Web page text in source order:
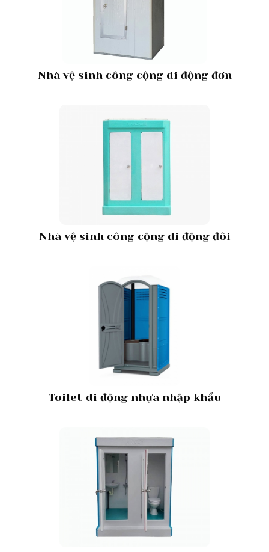
Nhà vệ sinh công cộng di động đơn
Nhà vệ sinh công cộng di động đôi
Toilet di động nhựa nhập khẩu